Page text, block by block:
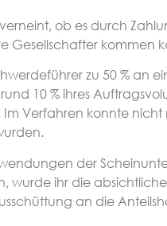
ob es durch
Gesellschafter kommen
zu 50 %
10 % ihres
Verfahren konnte
der
wurde ihr die
an die